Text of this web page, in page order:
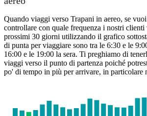
Quando viaggi verso Trapani in aereo, se
controllare con quale frequenza i nostri clienti
prossimi 30 giorni utilizzando il grafico
di punta per viaggiare sono tra le 6:30 e le
16:00 e le 19:00 la sera. Ti preghiamo di
viaggi verso il punto di partenza poiché
po' di tempo in più per arrivare, in particolare